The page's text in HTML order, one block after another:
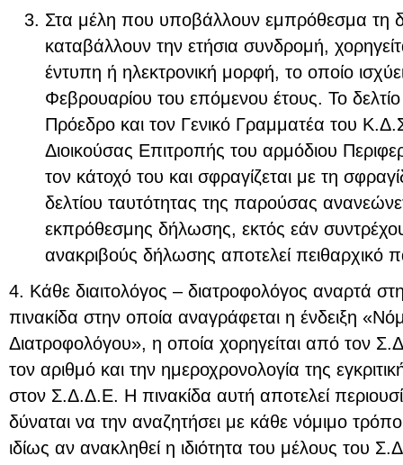
Στα μέλη που υποβάλλουν εμπρόθεσμα τη
καταβάλλουν την ετήσια συνδρομή,
έντυπη ή ηλεκτρονική μορφή, το οποίο
Φεβρουαρίου του επόμενου έτους. Το
Πρόεδρο και τον Γενικό Γραμματέα του
Διοικούσας Επιτροπής του αρμόδιου
τον κάτοχό του και σφραγίζεται με τη
δελτίου ταυτότητας της παρούσας
εκπρόθεσμης δήλωσης, εκτός εάν
ανακριβούς δήλωσης αποτελεί πειθαρχικό
4. Κάθε διαιτολόγος – διατροφολόγος αναρτά
πινακίδα στην οποία αναγράφεται η ένδειξη
Διατροφολόγου», η οποία χορηγείται από τον
τον αριθμό και την ημεροχρονολογία της
στον Σ.Δ.Δ.Ε. Η πινακίδα αυτή αποτελεί
δύναται να την αναζητήσει με κάθε νόμιμο
ιδίως αν ανακληθεί η ιδιότητα του μέλους του